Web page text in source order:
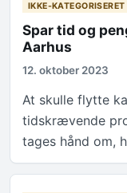
IKKE-KATEGORISERET
Spar tid og
Aarhus
12. oktober 2023
At skulle flytte
tidskrævende
tages hånd om,